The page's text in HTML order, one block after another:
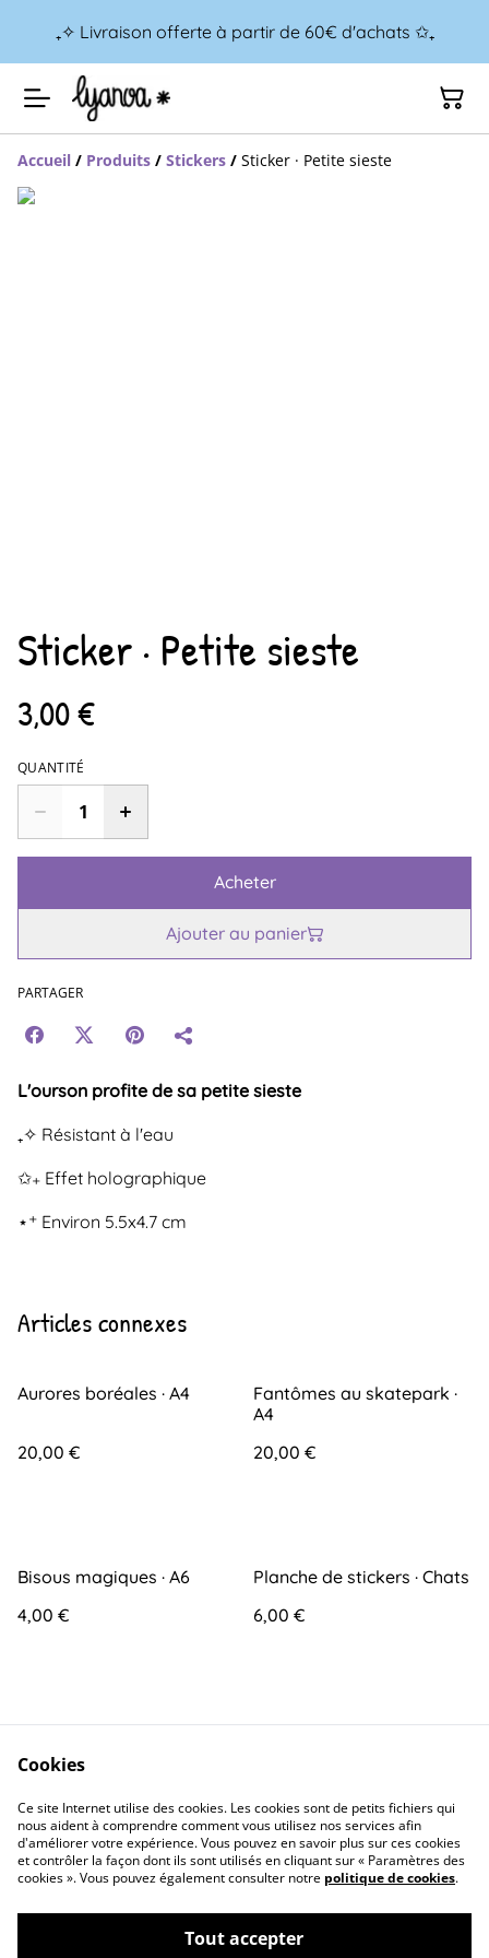
₊✧ Livraison offerte à partir de 60€ d'achats ✩₊
Accueil / Produits / Stickers / Sticker · Petite sieste
Sticker · Petite sieste
3,00 €
QUANTITÉ
Acheter
Ajouter au panier
PARTAGER
L'ourson profite de sa petite sieste
₊✧ Résistant à l'eau
✩₊ Effet holographique
⋆⁺ Environ 5.5x4.7 cm
Articles connexes
Aurores boréales · A4
20,00 €
Fantômes au skatepark ·
A4
20,00 €
Bisous magiques · A6
4,00 €
Planche de stickers · Chats
6,00 €
Contact Conditions générales
Cookies
Ce site Internet utilise des cookies. Les cookies sont de petits fichiers qui
nous aident à comprendre comment vous utilisez nos services afin
d'améliorer votre expérience. Vous pouvez en savoir plus sur ces cookies
et contrôler la façon dont ils sont utilisés en cliquant sur « Paramètres des
cookies ». Vous pouvez également consulter notre politique de cookies.
Tout accepter